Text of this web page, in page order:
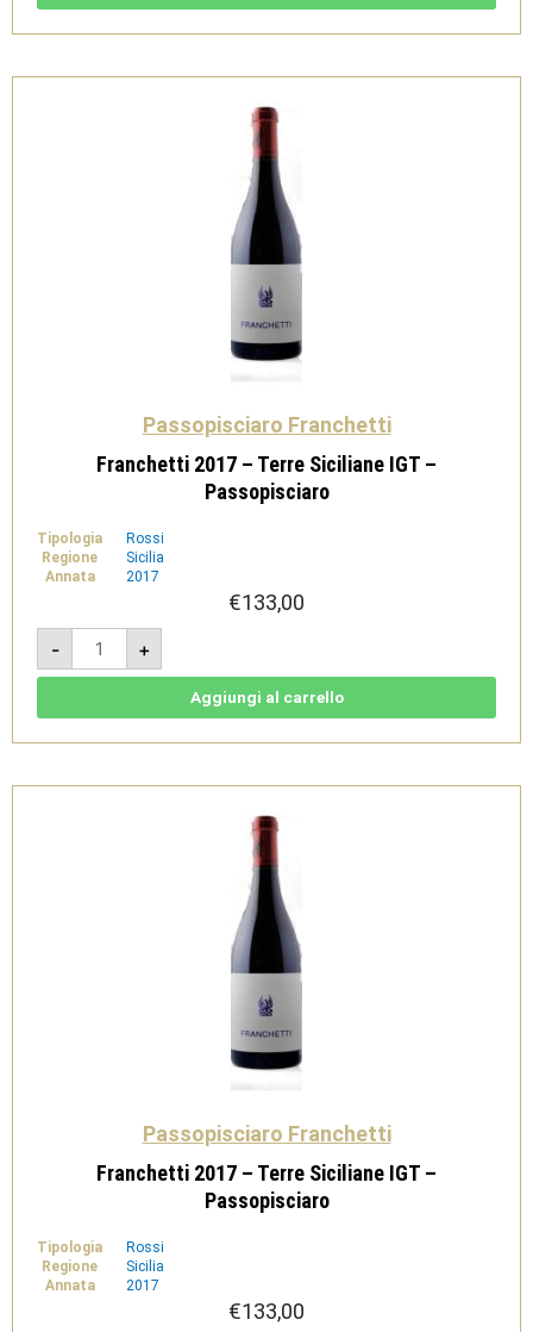
Passopisciaro
Passopisciaro Franchetti
Franchetti 2017 – Terre Siciliane IGT –
Passopisciaro
Tipologia
Rossi
Regione
Sicilia
Annata
2017
€133,00
-
Franchetti
2017
-
Terre
Passopisciaro
+
Aggiungi al carrello
Passopisciaro Franchetti
Franchetti 2017 – Terre Siciliane IGT –
Passopisciaro
Tipologia
Rossi
Regione
Sicilia
Annata
2017
€133,00